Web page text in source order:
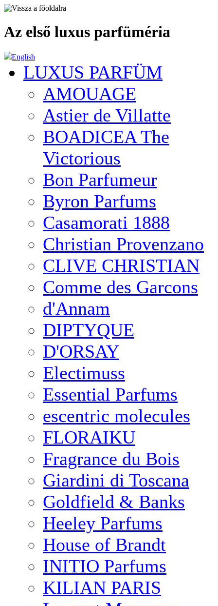
Az első luxus parfüméria
English
LUXUS PARFÜM
AMOUAGE
Astier de Villatte
BOADICEA The
Victorious
Bon Parfumeur
Byron Parfums
Casamorati 1888
Christian Provenzano
CLIVE CHRISTIAN
Comme des Garcons
d'Annam
DIPTYQUE
D'ORSAY
Electimuss
Essential Parfums
escentric molecules
FLORAIKU
Fragrance du Bois
Giardini di Toscana
Goldfield & Banks
Heeley Parfums
House of Brandt
INITIO Parfums
KILIAN PARIS